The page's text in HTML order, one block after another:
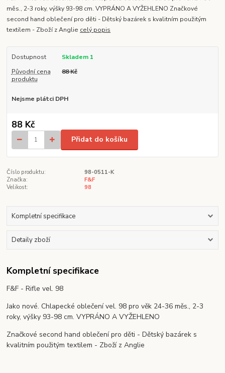
měs., 2-3 roky, výšky 93-98 cm. VYPRÁNO A VYŽEHLENO Značkové
second hand oblečení pro děti - Dětský bazárek s kvalitním použitým
textilem - Zboží z Anglie celý popis
Dostupnost
Skladem 1
Původní cena
produktu
88 Kč
Nejsme plátci DPH
88 Kč
Přidat do košíku
Číslo produktu:
98-0511-K
Značka:
F&F
Velikost:
98
Kompletní specifikace
Detaily zboží
Kompletní specifikace
F&F - Rifle vel. 98
Jako nové. Chlapecké oblečení vel. 98 pro věk 24-36 měs., 2-3
roky, výšky 93-98 cm. VYPRÁNO A VYŽEHLENO
Značkové second hand oblečení pro děti - Dětský bazárek s
kvalitním použitým textilem - Zboží z Anglie